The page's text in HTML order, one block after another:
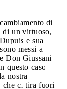
di
di un virtuoso,
e sua
messi a
Don Giussani
questo caso
nostra
che ci tira fuori